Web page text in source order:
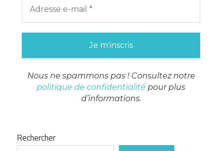
Nous ne spammons pas ! Consultez notre
politique de confidentialité pour plus
d’informations.
Rechercher